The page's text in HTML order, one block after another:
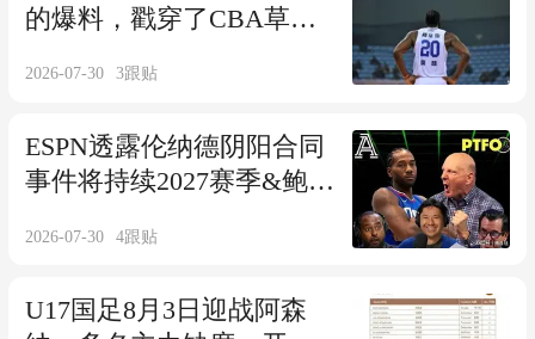
的爆料，戳穿了CBA草台
2026-07-30 3跟贴
ESPN透露伦纳德阴阳合同
事件将持续2027赛季&鲍尔
2026-07-30 4跟贴
U17国足8月3日迎战阿森